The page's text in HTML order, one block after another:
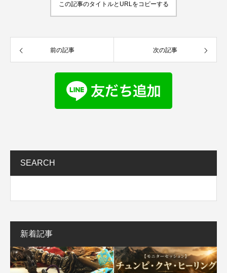
この記事のタイトルとURLをコピーする
前の記事 次の記事
SEARCH
新着記事